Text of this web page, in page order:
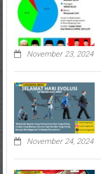
November 23, 2024
November 24, 2024